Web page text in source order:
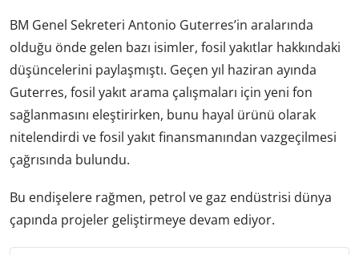
BM Genel Sekreteri Antonio Guterres’in aralarında
olduğu önde gelen bazı isimler, fosil yakıtlar hakkındaki
düşüncelerini paylaşmıştı. Geçen yıl haziran ayında
Guterres, fosil yakıt arama çalışmaları için yeni fon
sağlanmasını eleştirirken, bunu hayal ürünü olarak
nitelendirdi ve fosil yakıt finansmanından vazgeçilmesi
çağrısında bulundu.
Bu endişelere rağmen, petrol ve gaz endüstrisi dünya
çapında projeler geliştirmeye devam ediyor.